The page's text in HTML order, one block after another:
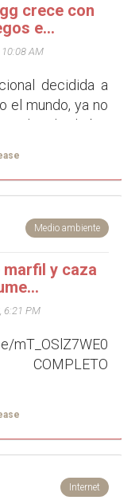
crece con
e...
AM
decidida a
el mundo, ya no
de habla
directora de
Medio ambiente
y caza
6:21 PM
El
Ginolin y su
Internet